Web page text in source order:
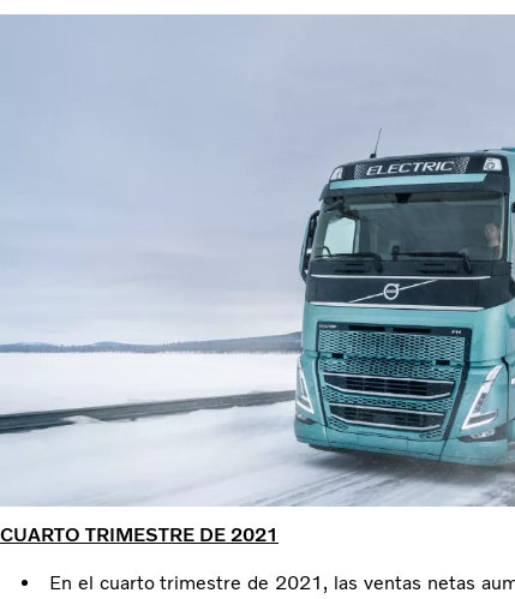
CUARTO TRIMESTRE DE 2021
En el cuarto trimestre de 2021, las ventas netas